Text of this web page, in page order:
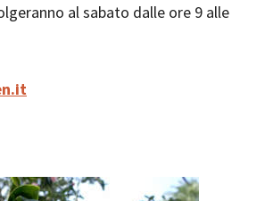
al sabato dalle ore 9 alle